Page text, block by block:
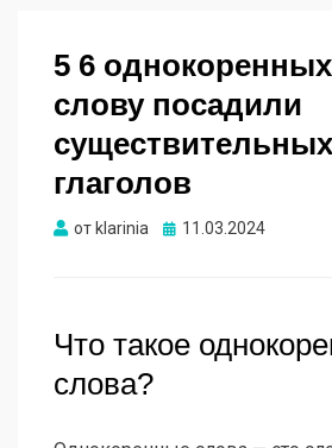
5 6
слову посадили
глаголов
от klarinia Опубликовано
11.03.2024
Что такое
слова?